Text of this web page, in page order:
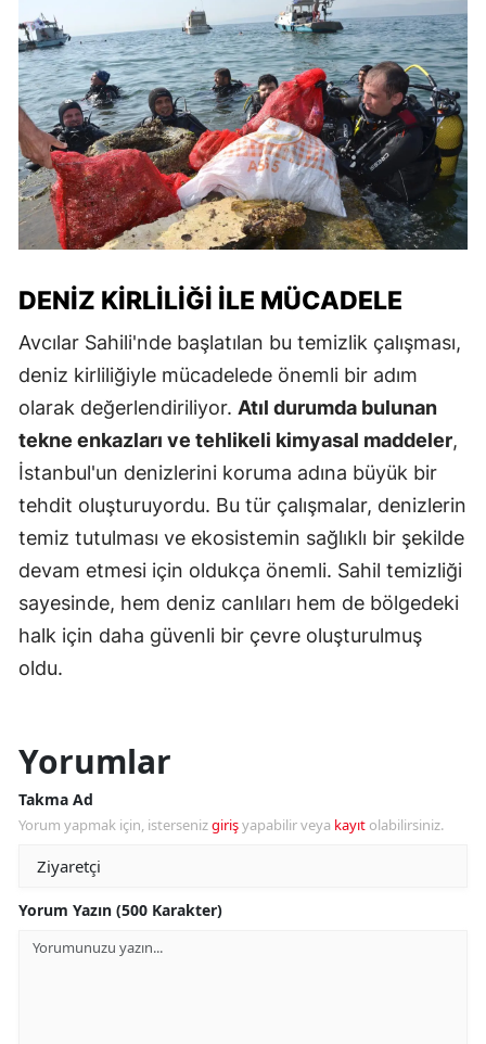
DENIZ KIRLILIĞI ILE MÜCADELE
Avcılar Sahili'nde başlatılan bu temizlik çalışması,
deniz kirliliğiyle mücadelede önemli bir adım
olarak değerlendiriliyor. Atıl durumda bulunan
tekne enkazları ve tehlikeli kimyasal maddeler,
İstanbul'un denizlerini koruma adına büyük bir
tehdit oluşturuyordu. Bu tür çalışmalar, denizlerin
temiz tutulması ve ekosistemin sağlıklı bir şekilde
devam etmesi için oldukça önemli. Sahil temizliği
sayesinde, hem deniz canlıları hem de bölgedeki
halk için daha güvenli bir çevre oluşturulmuş
oldu.
Yorumlar
Takma Ad
Yorum yapmak için, istersenizgirişyapabilir veya kayıt olabilirsiniz.
Yorum Yazın (500 Karakter)